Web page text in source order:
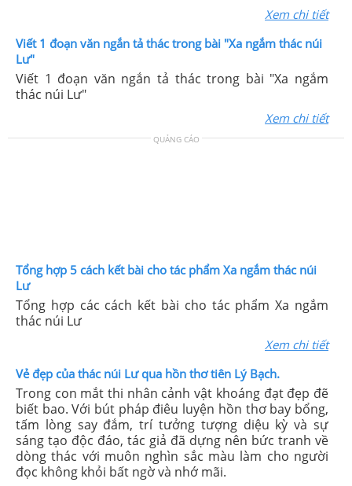
Xem chi tiết
Viết 1 đoạn văn ngắn tả thác trong bài "Xa ngắm thác núi
Lư"
Viết 1 đoạn văn ngắn tả thác trong bài "Xa ngắm
thác núi Lư"
Xem chi tiết
QUẢNG CÁO
Tổng hợp 5 cách kết bài cho tác phẩm Xa ngắm thác núi
Lư
Tổng hợp các cách kết bài cho tác phẩm Xa ngắm
thác núi Lư
Xem chi tiết
Vẻ đẹp của thác núi Lư qua hồn thơ tiên Lý Bạch.
Trong con mắt thi nhân cảnh vật khoáng đạt đẹp đẽ
biết bao. Với bút pháp điêu luyện hồn thơ bay bổng,
tấm lòng say đắm, trí tưởng tượng diệu kỳ và sự
sáng tạo độc đáo, tác giả đã dựng nên bức tranh về
dòng thác với muôn nghìn sắc màu làm cho người
đọc không khỏi bất ngờ và nhớ mãi.